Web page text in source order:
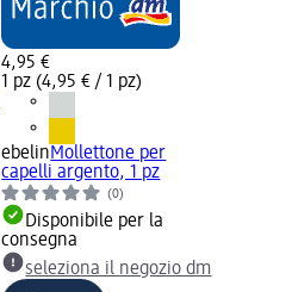
4,95 €
1 pz (4,95 € / 1 pz)
ebelinMollettone per
capelli argento, 1 pz
(0)
Disponibile per la
consegna
seleziona il negozio dm